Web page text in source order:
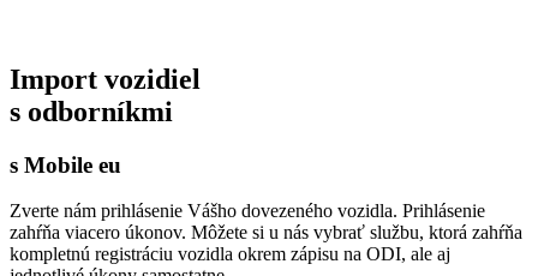
Import vozidiel
s odborníkmi
s Mobile eu
Zverte nám prihlásenie Vášho dovezeného vozidla. Prihlásenie
zahŕňa viacero úkonov. Môžete si u nás vybrať službu, ktorá zahŕňa
kompletnú registráciu vozidla okrem zápisu na ODI, ale aj